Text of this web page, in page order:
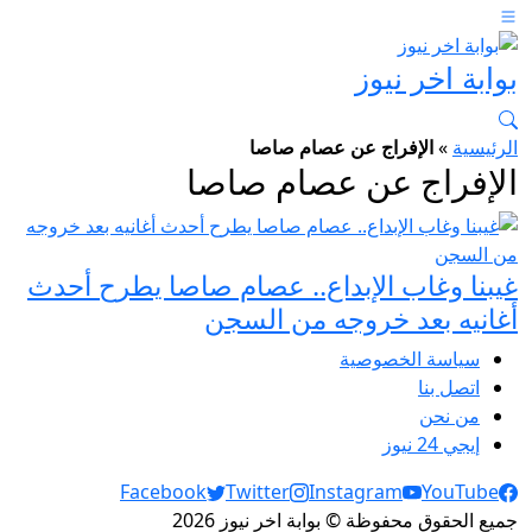
بوابة اخر نيوز
الرئيسية »الإفراج عن عصام صاصا
الإفراج عن عصام صاصا
غيبنا وغاب الإبداع.. عصام صاصا يطرح أحدث
أغانيه بعد خروجه من السجن
سياسة الخصوصية
اتصل بنا
من نحن
إيجي 24 نيوز
Social Links
Facebook Twitter Instagram
YouTube
جميع الحقوق محفوظة © بوابة اخر نيوز 2026